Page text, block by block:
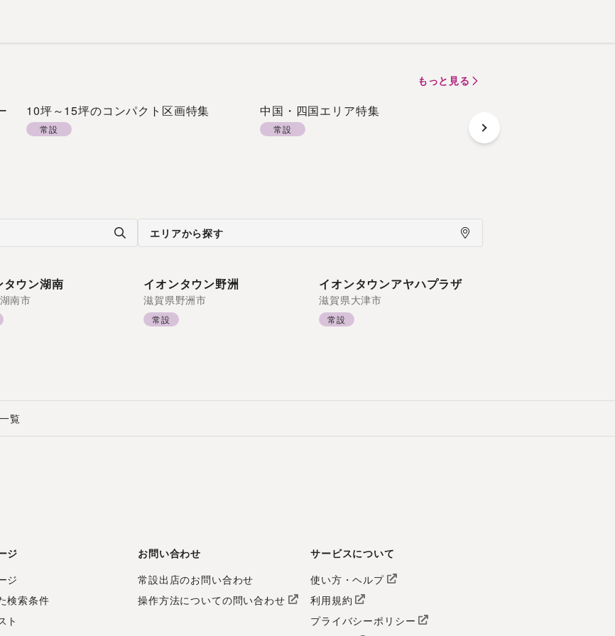
もっと見る
10坪～15坪のコンパクト区画特集
常設
中国・四国エリア特集
常設
エリアから探す
タウン湖南
湖南市
イオンタウン野洲
滋賀県野洲市
常設
イオンタウンアヤハプラザ
滋賀県大津市
常設
覧
ジ
ジ
検索条件
ト
お問い合わせ
常設出店のお問い合わせ
操作方法についての問い合わせ
サービスについて
使い方・ヘルプ
利用規約
プライバシーポリシー